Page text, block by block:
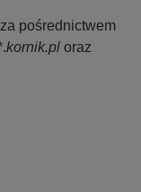
pośrednictwem
kornik.pl oraz